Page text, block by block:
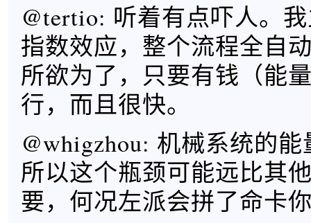
@tertio: 听着有点吓人。
指数效应，整个流程全自
所欲为了，只要有钱（能
行，而且很快。
@whigzhou: 机械系统的
所以这个瓶颈可能远比其
要，何况左派会拼了命卡